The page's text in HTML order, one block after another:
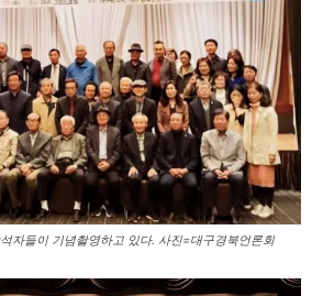
자들이 기념촬영하고 있다. 사진=대구경북언론회